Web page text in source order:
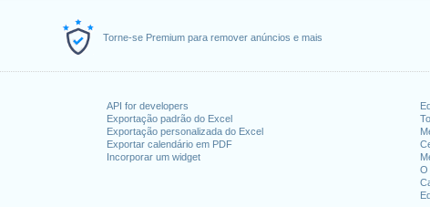
Torne-se Premium para remover anúncios e mais
API for developers
Exportação padrão do Excel
Exportação personalizada do Excel
Exportar calendário em PDF
Incorporar um widget
O